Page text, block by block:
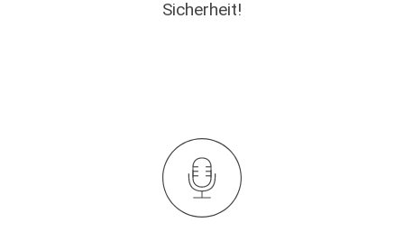
Sicherheit!